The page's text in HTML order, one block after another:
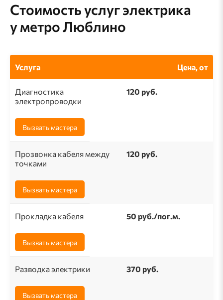
Стоимость услуг электрика
у метро Люблино
Услуга Цена, от
Диагностика
электропроводки
120 руб.
Вызвать мастера
Прозвонка кабеля между
точками
120 руб.
Вызвать мастера
Прокладка кабеля 50 pуб./пог.м.
Вызвать мастера
Разводка электрики 370 руб.
Вызвать мастера